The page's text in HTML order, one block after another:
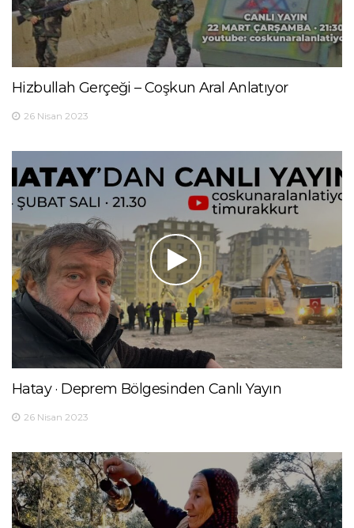
Hizbullah Gerçeği – Coşkun Aral Anlatıyor
26 Nisan 2023
Hatay · Deprem Bölgesinden Canlı Yayın
26 Nisan 2023